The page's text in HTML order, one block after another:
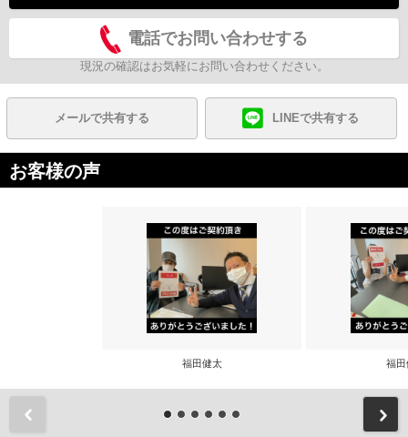
電話でお問い合わせする
現況の確認はお気軽にお問い合わせください。
メールで共有する LINEで共有する
お客様の声
福田健太 福田